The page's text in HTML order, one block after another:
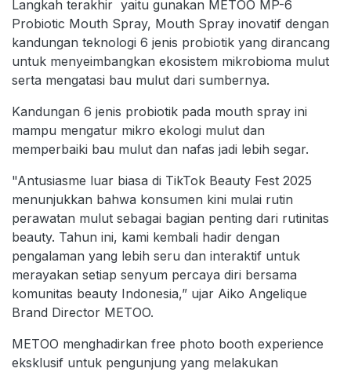
Langkah terakhir yaitu gunakan METOO MP-6
Probiotic Mouth Spray, Mouth Spray inovatif dengan
kandungan teknologi 6 jenis probiotik yang dirancang
untuk menyeimbangkan ekosistem mikrobioma mulut
serta mengatasi bau mulut dari sumbernya.
Kandungan 6 jenis probiotik pada mouth spray ini
mampu mengatur mikro ekologi mulut dan
memperbaiki bau mulut dan nafas jadi lebih segar.
"Antusiasme luar biasa di TikTok Beauty Fest 2025
menunjukkan bahwa konsumen kini mulai rutin
perawatan mulut sebagai bagian penting dari rutinitas
beauty. Tahun ini, kami kembali hadir dengan
pengalaman yang lebih seru dan interaktif untuk
merayakan setiap senyum percaya diri bersama
komunitas beauty Indonesia,” ujar Aiko Angelique
Brand Director METOO.
METOO menghadirkan free photo booth experience
eksklusif untuk pengunjung yang melakukan